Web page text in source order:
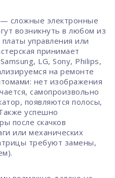
сложные электронные
возникнуть в любом из
управления или
принимает
LG, Sony, Philips,
на ремонте
нет изображения
самопроизвольно
появляются полосы,
успешно
после скачков
или механических
требуют замены,